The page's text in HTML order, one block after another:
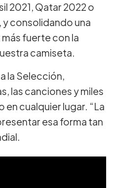
2021, Qatar 2022 o
consolidando una
fuerte con la
camiseta.
la Selección,
las canciones y miles
en cualquier lugar. “La
esa forma tan